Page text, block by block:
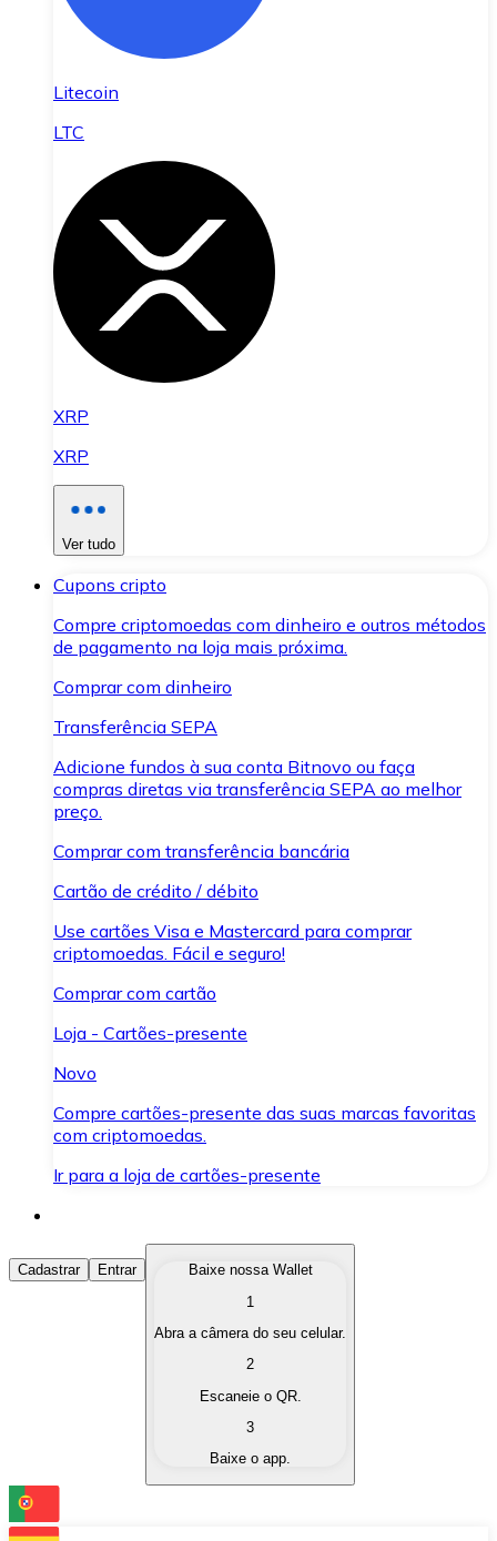
Litecoin
LTC
XRP
XRP
Ver tudo
Cupons cripto
Compre criptomoedas com dinheiro e outros métodos
de pagamento na loja mais próxima.
Comprar com dinheiro
Transferência SEPA
Adicione fundos à sua conta Bitnovo ou faça
compras diretas via transferência SEPA ao melhor
preço.
Comprar com transferência bancária
Cartão de crédito / débito
Use cartões Visa e Mastercard para comprar
criptomoedas. Fácil e seguro!
Comprar com cartão
Loja - Cartões-presente
Novo
Compre cartões-presente das suas marcas favoritas
com criptomoedas.
Ir para a loja de cartões-presente
Comprar Criptomoedas
Compre as criptomoedas de seu interesse de forma
Converta suas criptomoedas em moeda fiduciária
Troque uma criptomoeda por outra
Cadastrar Entrar
Baixe nossa Wallet
1
Abra a câmera do seu celular.
2
Escaneie o QR.
3
Baixe o app.